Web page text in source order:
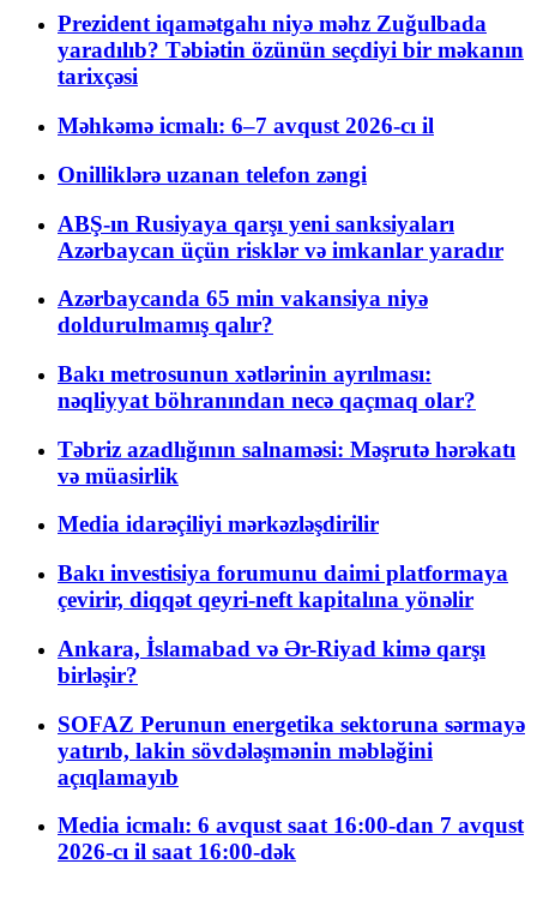
Prezident iqamətgahı niyə məhz Zuğulbada
yaradılıb? Təbiətin özünün seçdiyi bir məkanın
tarixçəsi
Məhkəmə icmalı: 6–7 avqust 2026-cı il
Onilliklərə uzanan telefon zəngi
ABŞ-ın Rusiyaya qarşı yeni sanksiyaları
Azərbaycan üçün risklər və imkanlar yaradır
Azərbaycanda 65 min vakansiya niyə
doldurulmamış qalır?
Bakı metrosunun xətlərinin ayrılması:
nəqliyyat böhranından necə qaçmaq olar?
Təbriz azadlığının salnaməsi: Məşrutə hərəkatı
və müasirlik
Media idarəçiliyi mərkəzləşdirilir
Bakı investisiya forumunu daimi platformaya
çevirir, diqqət qeyri-neft kapitalına yönəlir
Ankara, İslamabad və Ər-Riyad kimə qarşı
birləşir?
SOFAZ Perunun energetika sektoruna sərmayə
yatırıb, lakin sövdələşmənin məbləğini
açıqlamayıb
Media icmalı: 6 avqust saat 16:00-dan 7 avqust
2026-cı il saat 16:00-dək